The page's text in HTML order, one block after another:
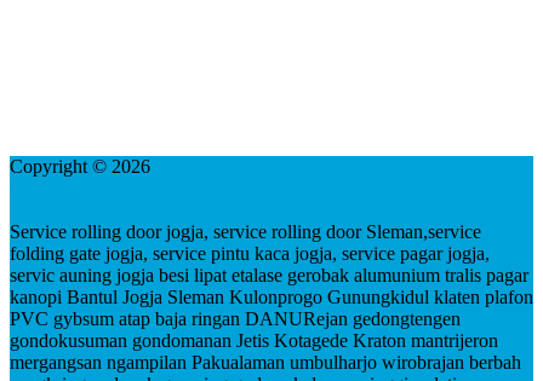
Copyright © 2026
Service rolling door jogja, service rolling door Sleman,service
folding gate jogja, service pintu kaca jogja, service pagar jogja,
servic auning jogja besi lipat etalase gerobak alumunium tralis pagar
kanopi Bantul Jogja Sleman Kulonprogo Gunungkidul klaten plafon
PVC gybsum atap baja ringan DANURejan gedongtengen
gondokusuman gondomanan Jetis Kotagede Kraton mantrijeron
mergangsan ngampilan Pakualaman umbulharjo wirobrajan berbah